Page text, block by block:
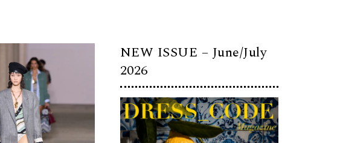
NEW ISSUE – June/July
2026